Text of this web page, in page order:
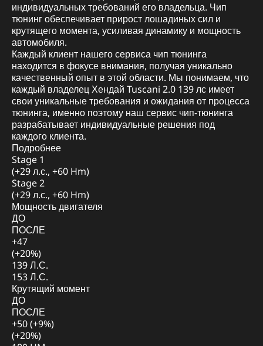
индивидуальных требований его владельца. Чип
тюнинг обеспечивает прирост лошадиных сил и
крутящего момента, усиливая динамику и мощность
автомобиля.
Каждый клиент нашего сервиса чип тюнинга
находится в фокусе внимания, получая уникально
качественный опыт в этой области. Мы понимаем, что
каждый владелец Хендай Tuscani 2.0 139 лс имеет
свои уникальные требования и ожидания от процесса
тюнинга, именно поэтому наш сервис чип-тюнинга
разрабатывает индивидуальные решения под
каждого клиента.
Подробнее
Stage 1
(+29 л.с., +60 Hm)
Stage 2
(+29 л.с., +60 Hm)
Мощность двигателя
ДО
ПОСЛЕ
+47
(+20%)
139 Л.С.
153 Л.С.
Крутящий момент
ДО
ПОСЛЕ
+50 (+9%)
(+20%)